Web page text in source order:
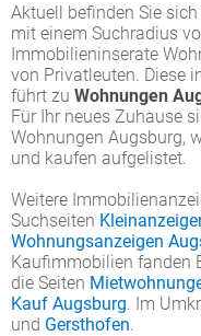
Aktuell befinden Sie
mit einem Suchradius
Immobilieninserate
von Privatleuten. Diese
führt zu Wohnungen
Für Ihr neues Zuhause
Wohnungen Augsburg,
und kaufen aufgelistet.
Weitere
Suchseiten
Wohnungsanzeigen
Kaufimmobilien fanden
die Seiten
Kauf Augsburg. Im
und Gersthofen.